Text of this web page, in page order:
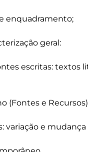
enquadramento;
geral:
escritas: textos
(Fontes e
variação e